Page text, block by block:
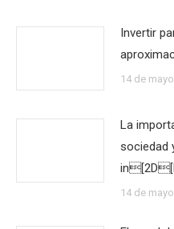
Invertir
14 de
La
sociedad
14 de